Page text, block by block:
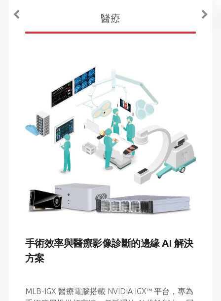
醫療
手術效率與醫療影像診斷的邊緣 AI 解決
方案
MLB-IGX 醫療電腦搭載 NVIDIA IGX™ 平台，專為